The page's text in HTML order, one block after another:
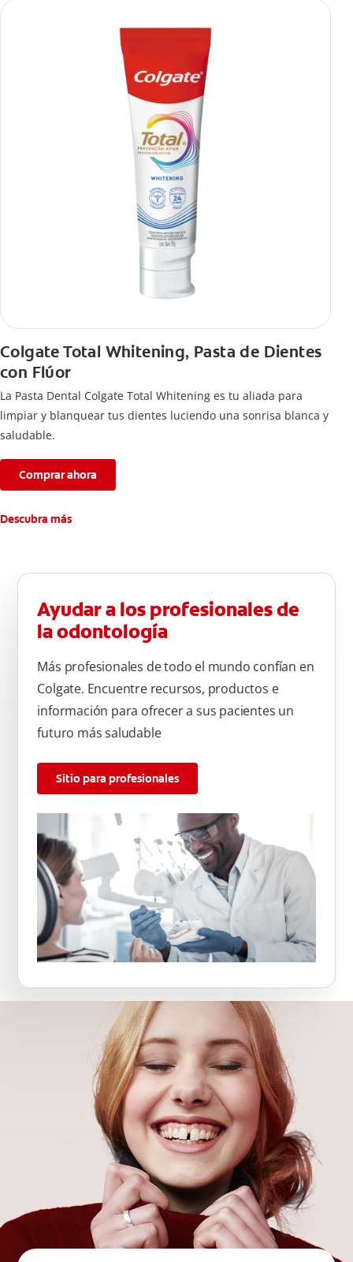
Colgate Total Whitening, Pasta de Dientes
con Flúor
La Pasta Dental Colgate Total Whitening es tu aliada para
limpiar y blanquear tus dientes luciendo una sonrisa blanca y
saludable.
Comprar ahora
Descubra más
Ayudar a los profesionales de
la odontología
Más profesionales de todo el mundo confían en
Colgate. Encuentre recursos, productos e
información para ofrecer a sus pacientes un
futuro más saludable
Sitio para profesionales